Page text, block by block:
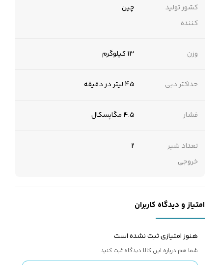
کشور تولید
کننده
چین
وزن 13 کیلوگرم
حداکثر دبی 45 لیتر در دقیقه
فشار 4.5 مگاپسکال
تعداد شیر
خروجی
2
امتیاز و دیدگاه کاربران
هنوز امتیازی ثبت نشده است
شما هم درباره این کالا دیدگاه ثبت کنید